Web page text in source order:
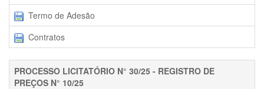
Termo de Adesão
Contratos
PROCESSO LICITATÓRIO N° 30/25 - REGISTRO DE
PREÇOS N° 10/25